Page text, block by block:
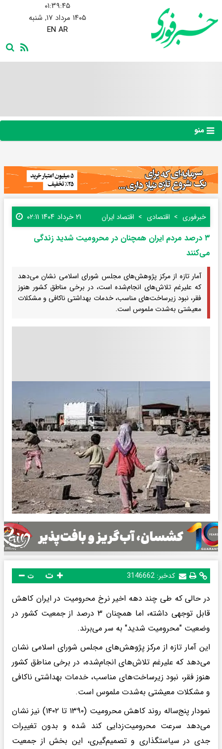
۰۱:۳۹:۴۶
۱۴۰۵ مرداد ۱۷, شنبه
EN AR
منو
خبرفوری اقتصادی اقتصاد ایران ۲۱ خرداد ۱۴۰۴ ۰۲:۱۱
۳ درصد مردم ایران همچنان در محرومیت شدید زندگی
می‌کنند
آمار تازه از مرکز پژوهش‌های مجلس شورای اسلامی نشان می‌دهد
که علیرغم تلاش‌های انجام‌شده است، در برخی مناطق کشور هنوز
فقر، نبود زیرساخت‌های مناسب، خدمات بهداشتی ناکافی و مشکلات
معیشتی به‌شدت ملموس است.
کدخبر: 3146662 ت
در حالی که طی چند دهه اخیر نرخ محرومیت در ایران کاهش
قابل توجهی داشته، اما همچنان ۳ درصد از جمعیت کشور در
وضعیت "محرومیت شدید" به سر می‌برند.
این آمار تازه از مرکز پژوهش‌های مجلس شورای اسلامی نشان
می‌دهد که علیرغم تلاش‌های انجام‌شده، در برخی مناطق کشور
هنوز فقر، نبود زیرساخت‌های مناسب، خدمات بهداشتی ناکافی
و مشکلات معیشتی به‌شدت ملموس است.
نمودار پنج‌ساله روند کاهش محرومیت (۱۳۹۰ تا ۱۴۰۲) نیز نشان
می‌دهد سرعت محرومیت‌زدایی کند شده و بدون تغییرات
جدی در سیاستگذاری و تصمیم‌گیری، این بخش از جمعیت